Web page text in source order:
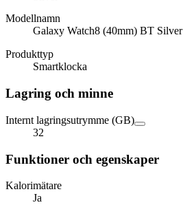
Modellnamn
Galaxy Watch8 (40mm) BT Silver
Produkttyp
Smartklocka
Lagring och minne
Internt lagringsutrymme (GB)
32
Funktioner och egenskaper
Kalorimätare
Ja